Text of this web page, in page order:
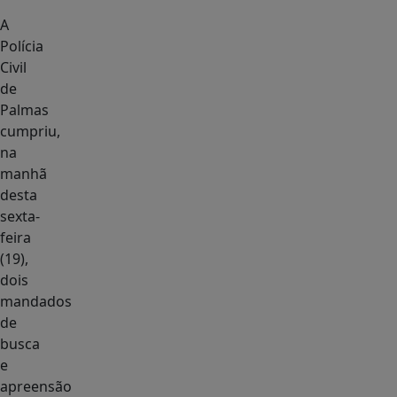
A
Polícia
Civil
de
Palmas
cumpriu,
na
manhã
desta
sexta-
feira
(19),
dois
mandados
de
busca
e
apreensão